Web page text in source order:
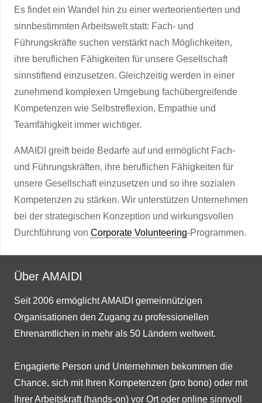
Es findet ein Wandel hin zu einer werteorientierten und
sinnbestimmten Arbeitswelt statt: Fach- und
Führungskräfte suchen verstärkt nach Möglichkeiten,
ihre beruflichen Fähigkeiten für unsere Gesellschaft
sinnstiftend einzusetzen. Gleichzeitig werden in einer
zunehmend komplexen Umgebung fachübergreifende
Kompetenzen wie Selbstreflexion, Empathie und
Teamfähigkeit immer wichtiger.
AMAIDI greift beide Bedarfe auf und ermöglicht Fach-
und Führungskräften, ihre beruflichen Fähigkeiten für
unsere Gesellschaft einzusetzen und so ihre sozialen
Kompetenzen zu stärken. Wir unterstützen Unternehmen
bei der strategischen Konzeption und wirkungsvollen
Durchführung von Corporate Volunteering-Programmen.
Über AMAIDI
Seit 2006 ermöglicht AMAIDI gemeinnützigen
Organisationen den Zugang zu professionellen
Ehrenamtlichen in mehr als 50 Ländern weltweit.
Engagierte Person und Unternehmen bekommen die
Chance, sich mit Ihren Kompetenzen (pro bono) oder mit
Ihrer Arbeitskraft (hands-on) vor Ort oder online sinnvoll